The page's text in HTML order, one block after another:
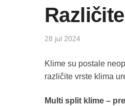
28 jul 2024
Klime su postale
različite vrste klima
Multi split klime – p